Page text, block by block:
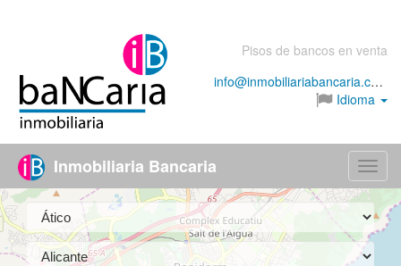
Pisos de bancos en venta
info@inmobiliariabancaria.com
Idioma
Menú
Inmobiliaria Bancaria